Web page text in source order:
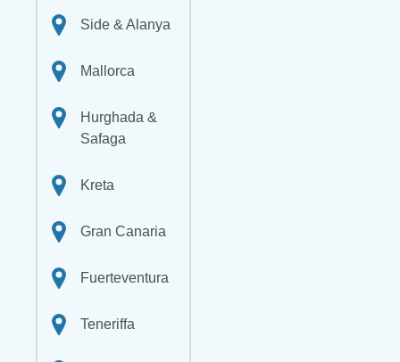
Side & Alanya
Mallorca
Hurghada &
Safaga
Kreta
Gran Canaria
Fuerteventura
Teneriffa